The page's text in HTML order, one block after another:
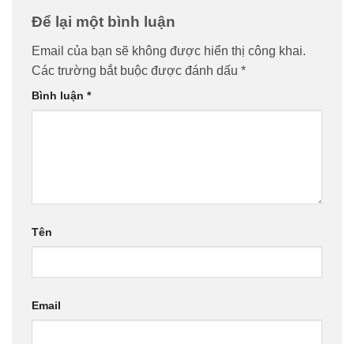
Để lại một bình luận
Email của bạn sẽ không được hiển thị công khai.
Các trường bắt buộc được đánh dấu *
Bình luận *
Tên
Email